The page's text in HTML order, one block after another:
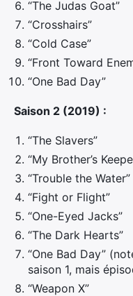
“The Judas Goat”
“Crosshairs”
“Cold Case”
“Front Toward
“One Bad Day”
Saison 2 (2019) :
“The Slavers”
“My Brother’s
“Trouble the Water”
“Fight or Flight”
“One-Eyed Jacks”
“The Dark Hearts”
“One Bad Day”
saison 1, mais
“Weapon X”